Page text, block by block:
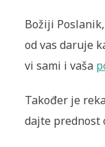
Božiji Poslanik,
od vas daruje
vi sami i vaša
Također je
dajte prednost